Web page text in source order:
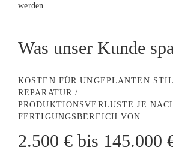
werden.
Was unser Kunde
KOSTEN FÜR UNGEPLANTEN
REPARATUR /
PRODUKTIONSVERLUSTE JE
FERTIGUNGSBEREICH VON
2.500 € bis 145.000